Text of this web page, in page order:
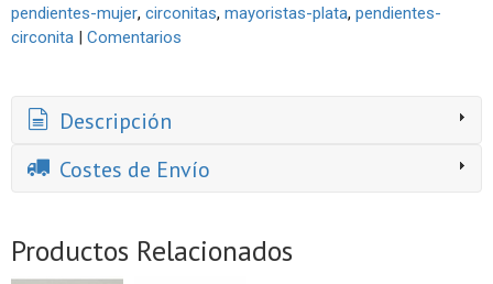
pendientes-mujer circonitas mayoristas-plata pendientes-
circonita | Comentarios
Descripción
Costes de Envío
Productos Relacionados